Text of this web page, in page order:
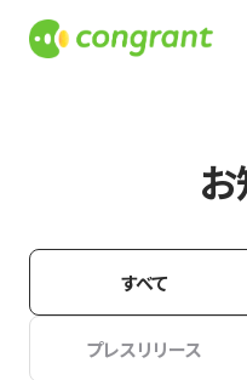
すべて
プレスリリース